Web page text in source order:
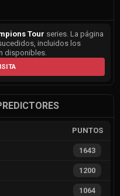
Tour series. La página
incluidos los
disponibles.
PUNTOS
1643
1200
1064